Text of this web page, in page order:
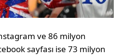
ve 86 milyon
sayfası ise 73 milyon